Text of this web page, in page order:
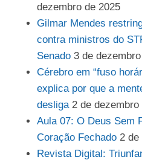
dezembro de 2025
Gilmar Mendes
contra ministros do
Senado 3 de
Cérebro em “fuso
explica por que a
desliga 2 de dezembro
Aula 07: O Deus Sem
Coração Fechado 2 de
Revista Digital: